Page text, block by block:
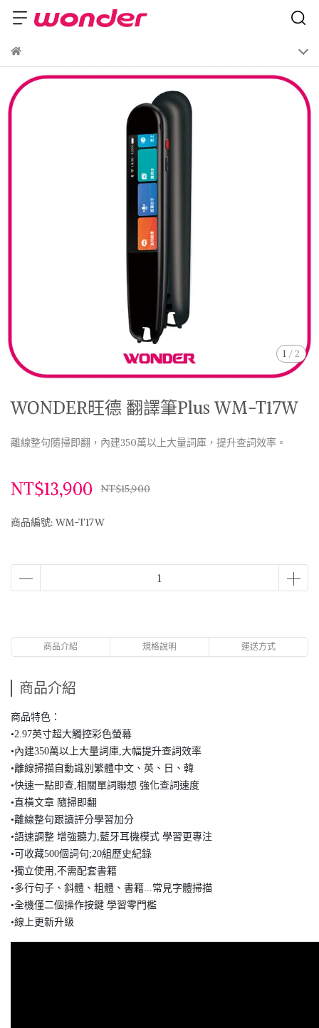
1 /2
WONDER旺德 翻譯筆Plus WM-T17W
離線整句隨掃即翻，內建350萬以上大量詞庫，提升查詞效率。
NT$13,900 NT$15,900
商品編號:WM-T17W
商品介紹 規格說明 運送方式
商品介紹
商品特色：
•2.97英寸超大觸控彩色螢幕
•內建350萬以上大量詞庫,大幅提升查詞效率
•離線掃描自動識別繁體中文、英、日、韓
•快速一點即查,相關單詞聯想 強化查詞速度
•直橫文章 隨掃即翻
•離線整句跟讀評分學習加分
•語速調整 增強聽力,藍牙耳機模式 學習更專注
•可收藏500個詞句;20組歷史紀錄
•獨立使用,不需配套書籍
•多行句子、斜體、粗體、書籍...常見字體掃描
•全機僅二個操作按鍵 學習零門檻
•線上更新升級